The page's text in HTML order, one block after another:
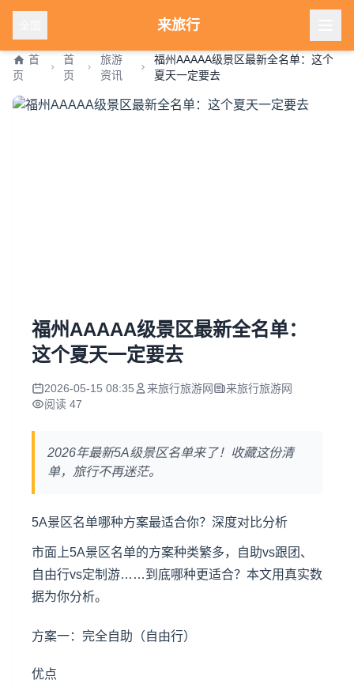
来旅行
首
页
首
页
旅游
资讯
福州AAAAA级景区最新全名单：这个
夏天一定要去
福州AAAAA级景区最新全名单：
这个夏天一定要去
2026-05-15 08:35 来旅行旅游网
来旅行旅游网
阅读 47
2026年最新5A级景区名单来了！收藏这份清
单，旅行不再迷茫。
5A景区名单哪种方案最适合你？深度对比分析
市面上5A景区名单的方案种类繁多，自助vs跟团、
自由行vs定制游……到底哪种更适合？本文用真实数
据为你分析。
方案一：完全自助（自由行）
优点